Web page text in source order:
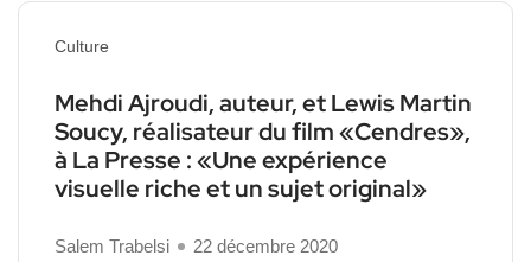
Culture
Mehdi Ajroudi, auteur, et Lewis Martin
Soucy, réalisateur du film «Cendres»,
à La Presse : «Une expérience
visuelle riche et un sujet original»
Salem Trabelsi
22 décembre 2020